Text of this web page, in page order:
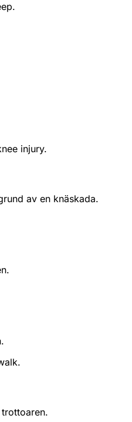
injury.
av en knäskada.